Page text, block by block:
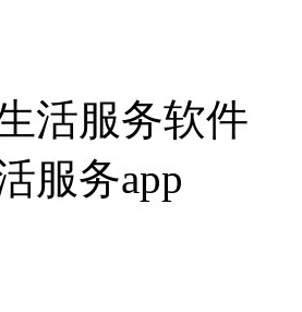
活服务软件
服务app